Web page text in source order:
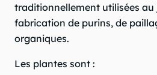
traditionnellement utilisées au
fabrication de purins, de
organiques.
Les plantes sont :